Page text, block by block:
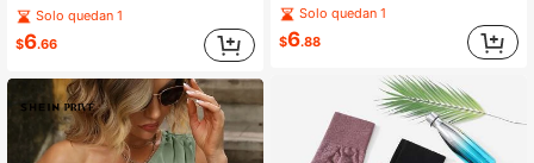
Solo quedan 1
$6.66
Solo quedan 1
$6.88